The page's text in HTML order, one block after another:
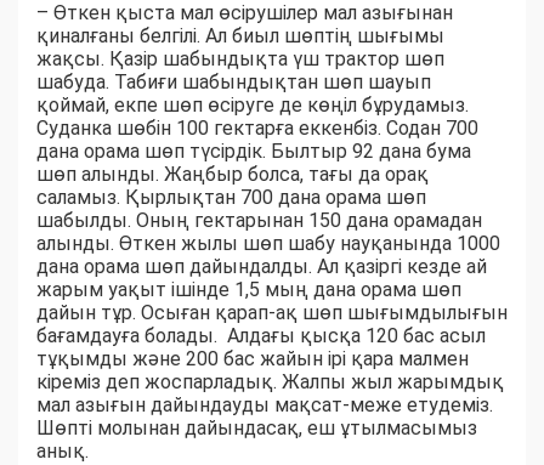
– Өткен қыста мал өсірушілер мал азығынан
қиналғаны белгілі. Ал биыл шөптің шығымы
жақсы. Қазір шабындықта үш трактор шөп
шабуда. Табиғи шабындықтан шөп шауып
қоймай, екпе шөп өсіруге де көңіл бұрудамыз.
Суданка шөбін 100 гектарға еккенбіз. Содан 700
дана орама шөп түсірдік. Былтыр 92 дана бума
шөп алынды. Жаңбыр болса, тағы да орақ
саламыз. Қырлықтан 700 дана орама шөп
шабылды. Оның гектарынан 150 дана орамадан
алынды. Өткен жылы шөп шабу науқанында 1000
дана орама шөп дайындалды. Ал қазіргі кезде ай
жарым уақыт ішінде 1,5 мың дана орама шөп
дайын тұр. Осыған қарап-ақ шөп шығымдылығын
бағамдауға болады. Алдағы қысқа 120 бас асыл
тұқымды және 200 бас жайын ірі қара малмен
кіреміз деп жоспарладық. Жалпы жыл жарымдық
мал азығын дайындауды мақсат-меже етудеміз.
Шөпті молынан дайындасақ, еш ұтылмасымыз
анық.